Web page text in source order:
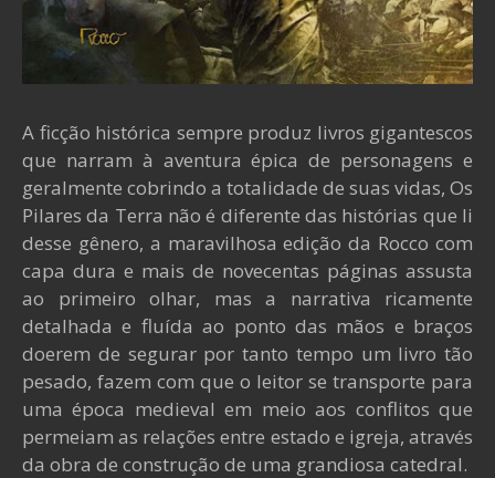
A ficção histórica sempre produz livros gigantescos
que narram à aventura épica de personagens e
geralmente cobrindo a totalidade de suas vidas, Os
Pilares da Terra não é diferente das histórias que li
desse gênero, a maravilhosa edição da Rocco com
capa dura e mais de novecentas páginas assusta
ao primeiro olhar, mas a narrativa ricamente
detalhada e fluída ao ponto das mãos e braços
doerem de segurar por tanto tempo um livro tão
pesado, fazem com que o leitor se transporte para
uma época medieval em meio aos conflitos que
permeiam as relações entre estado e igreja, através
da obra de construção de uma grandiosa catedral.